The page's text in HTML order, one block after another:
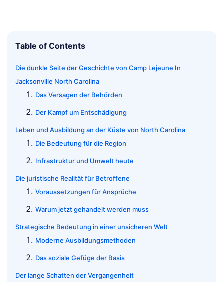
Table of Contents
Die dunkle Seite der Geschichte von Camp Lejeune In
Jacksonville North Carolina
Das Versagen der Behörden
Der Kampf um Entschädigung
Leben und Ausbildung an der Küste von North Carolina
Die Bedeutung für die Region
Infrastruktur und Umwelt heute
Die juristische Realität für Betroffene
Voraussetzungen für Ansprüche
Warum jetzt gehandelt werden muss
Strategische Bedeutung in einer unsicheren Welt
Moderne Ausbildungsmethoden
Das soziale Gefüge der Basis
Der lange Schatten der Vergangenheit